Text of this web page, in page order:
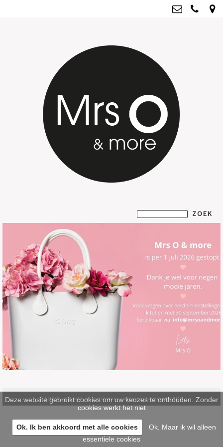
Kvk: Mrs O & more - 67796435
BTWnr: NL001835603B07
© 2026 -pinsite.nl-sitemap-privacystatement/AVG
Deze website gebruikt cookies om uw keuzes te onthouden. Zonder
cookies werkt het niet
Ok. Ik ben akkoord met alle cookies
Ok. Maar ik wil alleen
essentiele cookies